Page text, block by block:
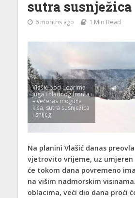
sutra
6 months ago 1 Min Read
Vlašić pod udarima
juga i hladnog fronta
– večeras moguća
kiša, sutra susnježica
i snijeg
Na planini Vlašić danas
vjetrovito vrijeme, uz umjeren
će tokom dana povremeno
na višim nadmorskim
oblacima, veći dio dana proći